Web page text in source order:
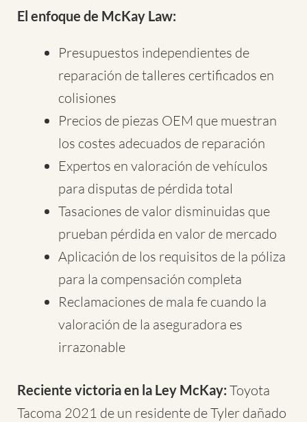
El enfoque de McKay Law:
Presupuestos independientes de
reparación de talleres certificados en
colisiones
Precios de piezas OEM que muestran
los costes adecuados de reparación
Expertos en valoración de vehículos
para disputas de pérdida total
Tasaciones de valor disminuidas que
prueban pérdida en valor de mercado
Aplicación de los requisitos de la póliza
para la compensación completa
Reclamaciones de mala fe cuando la
valoración de la aseguradora es
irrazonable
Reciente victoria en la Ley McKay: Toyota
Tacoma 2021 de un residente de Tyler dañado